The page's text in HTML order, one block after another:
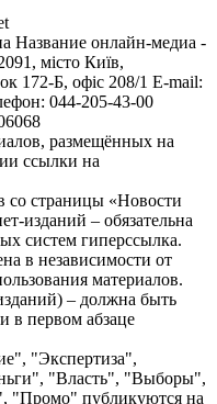
Название онлайн-медиа -
місто Київ,
Б, офіс 208/1 E-mail:
044-205-43-00
размещённых на
ссылки на
со страницы «Новости
изданий – обязательна
систем гиперссылка.
в независимости от
материалов.
– должна быть
в первом абзаце
"Экспертиза",
"Власть", "Выборы",
"Промо" публикуются на